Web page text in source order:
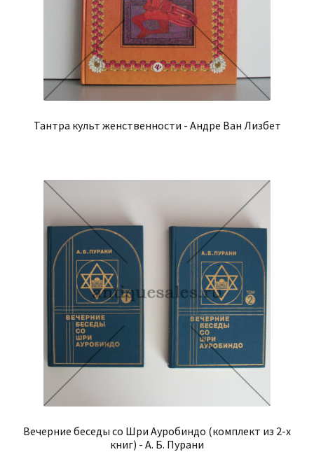
Тантра культ женственности - Андре Ван Лизбет
Вечерние беседы со Шри Ауробиндо (комплект из 2-х
книг) - А. Б. Пурани